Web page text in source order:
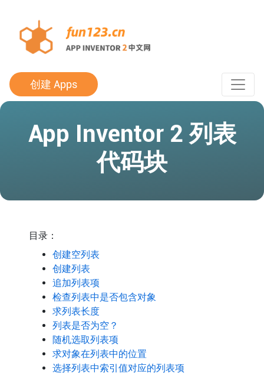
创建 Apps
App Inventor 2 列表
代码块
目录：
创建空列表
创建列表
追加列表项
检查列表中是否包含对象
求列表长度
列表是否为空？
随机选取列表项
求对象在列表中的位置
选择列表中索引值对应的列表项